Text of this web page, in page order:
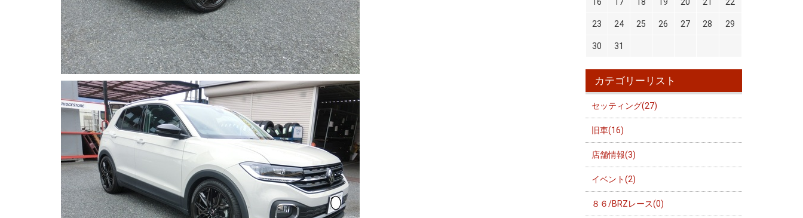
23 24 25 26 27 28 29
30 31
カテゴリーリスト
セッティング(27)
旧車(16)
店舗情報(3)
イベント(2)
８６/BRZレース(0)